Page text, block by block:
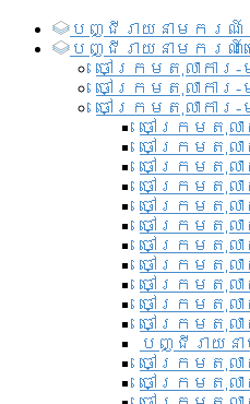
បញ្ជី​រាយ​នាមករណ៍
បញ្ជី​រាយ​នាមករណ៍​
ចៅក្រមតុលាកា
ចៅក្រមតុលាកា
ចៅក្រមតុលាកា
ចៅក្រមតុល
ចៅក្រមតុល
ចៅក្រមតុល
ចៅក្រមតុល
ចៅក្រមតុល
ចៅក្រមតុលា
ចៅក្រមតុល
ចៅក្រមតុល
ចៅក្រមតុល
ចៅក្រមតុលា
ចៅក្រមតុល
បញ្ជីរាយន
ចៅក្រមតុលា
ចៅក្រមតុលា